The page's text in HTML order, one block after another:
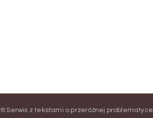
Serwis z tekstami o przeróżnej problematyce